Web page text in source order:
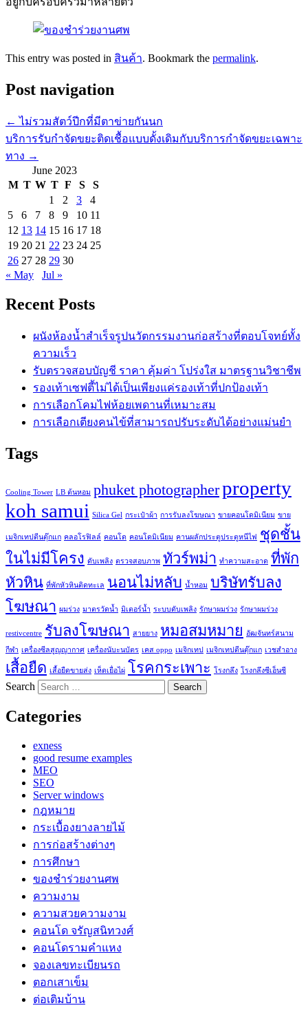
This entry was posted in สินค้า. Bookmark the permalink.
Post navigation
← ไม่รวมสัตว์ปีกที่มีตาข่ายกันนก
บริการรับกำจัดขยะติดเชื้อแบบดั้งเดิมกับบริการกำจัดขยะเฉพาะ
ทาง →
June 2023
M T W T F S
S
1
2 3
4
5
6 7 8 9 10 11
12 13 14 15 16 17 18
19 20 21 22 23 24 25
26 27 28 29 30
« May
Jul »
Recent Posts
ผนังห้องน้ำสำเร็จรูปนวัตกรรมงานก่อสร้างที่ตอบโจทย์ทั้ง
ความเร็ว
รับตรวจสอบบัญชี ราคา คุ้มค่า โปร่งใส มาตรฐานวิชาชีพ
รองเท้าเซฟตี้ไม่ได้เป็นเพียงแค่รองเท้าที่ปกป้องเท้า
การเลือกโคมไฟห้อยเพดานที่เหมาะสม
การเลือกเตียงคนไข้ที่สามารถปรับระดับได้อย่างแม่นยำ
Tags
Cooling Tower LB ต้นหอม phuket photographerproperty
koh samui Silica Gel กระเป๋าผ้า การรับลงโฆษณา ขายคอนโดมิเนียม ขาย
เมจิกเทปตีนตุ๊กแก คลอโรฟิลล์ คอนโด คอนโดมิเนียม คานผลักประตูประตูหนีไฟ
ชุดชั้น
ในไม่มีโครง ดับเพลิง ตรวจสอบภาพ ทัวร์พม่า ทำความสะอาด ที่พัก
หัวหิน ที่พักหัวหินติดทะเล นอนไม่หลับ น้ำหอม บริษัทรับลง
โฆษณา ผมร่วง มาตรวัดน้ำ มิเตอร์น้ำ ระบบดับเพลิง รักษาผมร่วง รักษาผมร่วง
restivcentre รับลงโฆษณา สายยาง หมอสมหมาย อัฒจันทร์สนาม
กีฬา เครื่องซีลสูญญากาศ เครื่องนับะนบัตร เคส oppo เมจิกเทป เมจิกเทปตีนตุ๊กแก เวชสำอาง
เสื้อยืด เสื้อยืดขายส่ง เห็ดเยื่อไผ่ โรคกระเพาะ โรงกลึง โรงกลึงซีเอ็นซี
Search
Categories
exness
good resume examples
MEO
SEO
Server windows
กฎหมาย
กระเบื้องยางลายไม้
การก่อสร้างต่างๆ
การศึกษา
ของชำร่วยงานศพ
ความงาม
ความสวยความงาม
คอนโด จรัญสนิทวงศ์
คอนโดรามคำแหง
จองเลขทะเบียนรถ
ตอกเสาเข็ม
ต่อเติมบ้าน